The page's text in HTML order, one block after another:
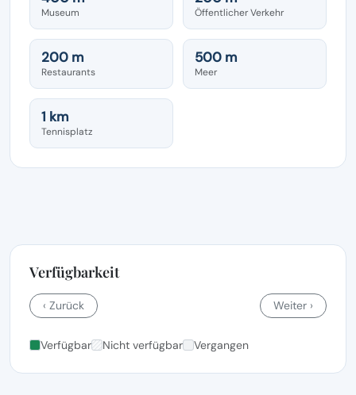
Museum Öffentlicher Verkehr
200 m
Restaurants
500 m
Meer
1 km
Tennisplatz
Verfügbarkeit
‹ Zurück Weiter ›
Verfügbar Nicht verfügbar Vergangen